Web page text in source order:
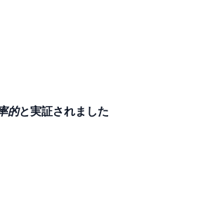
的と実証されました